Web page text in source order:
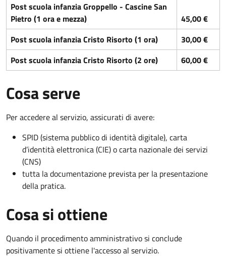
Post scuola infanzia Groppello - Cascine San
Pietro (1 ora e mezza)
45,00 €
Post scuola infanzia Cristo Risorto (1 ora)
30,00 €
Post scuola infanzia Cristo Risorto (2 ore)
60,00 €
Cosa serve
Per accedere al servizio, assicurati di avere:
SPID (sistema pubblico di identità digitale), carta
d’identità elettronica (CIE) o carta nazionale dei servizi
(CNS)
tutta la documentazione prevista per la presentazione
della pratica.
Cosa si ottiene
Quando il procedimento amministrativo si conclude
positivamente si ottiene l'accesso al servizio.